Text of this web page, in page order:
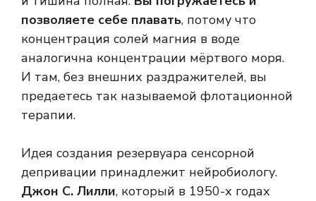
позволяете себе плавать, потому что
концентрация солей магния в воде
аналогична концентрации мёртвого моря.
И там, без внешних раздражителей, вы
предаетесь так называемой флотационной
терапии.
Идея создания резервуара сенсорной
депривации принадлежит нейробиологу.
Джон С. Лилли, который в 1950-х годах